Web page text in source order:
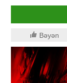
Bəyən